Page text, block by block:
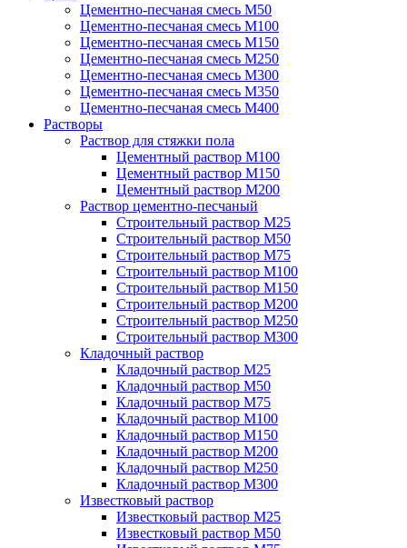
Цементно-песчаная смесь М50
Цементно-песчаная смесь М100
Цементно-песчаная смесь М150
Цементно-песчаная смесь М250
Цементно-песчаная смесь М300
Цементно-песчаная смесь М350
Цементно-песчаная смесь М400
Растворы
Раствор для стяжки пола
Цементный раствор М100
Цементный раствор М150
Цементный раствор М200
Раствор цементно-песчаный
Строительный раствор М25
Строительный раствор М50
Строительный раствор М75
Строительный раствор М100
Строительный раствор М150
Строительный раствор М200
Строительный раствор М250
Строительный раствор М300
Кладочный раствор
Кладочный раствор М25
Кладочный раствор М50
Кладочный раствор М75
Кладочный раствор М100
Кладочный раствор М150
Кладочный раствор М200
Кладочный раствор М250
Кладочный раствор М300
Известковый раствор
Известковый раствор М25
Известковый раствор М50